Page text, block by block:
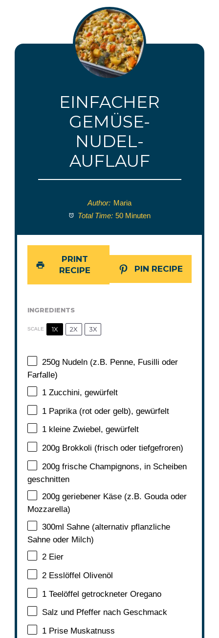
EINFACHER
GEMÜSE-
NUDEL-
AUFLAUF
Author: Maria
Total Time: 50 Minuten
PRINT
RECIPE
PIN RECIPE
INGREDIENTS
SCALE 1X 2X 3X
250g Nudeln (z.B. Penne, Fusilli oder
Farfalle)
1 Zucchini, gewürfelt
1 Paprika (rot oder gelb), gewürfelt
1 kleine Zwiebel, gewürfelt
200g Brokkoli (frisch oder tiefgefroren)
200g frische Champignons, in Scheiben
geschnitten
200g geriebener Käse (z.B. Gouda oder
Mozzarella)
300ml Sahne (alternativ pflanzliche
Sahne oder Milch)
2 Eier
2 Esslöffel Olivenöl
1 Teelöffel getrockneter Oregano
Salz und Pfeffer nach Geschmack
1 Prise Muskatnuss